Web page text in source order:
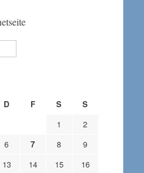
D F S
S
1
2
6 7 8
9
13 14 15
16